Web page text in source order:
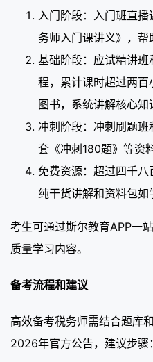
入门阶段：入门班直
务师入门课讲义》，帮
基础阶段：应试精讲
程，累计课时超过两
图书，系统讲解核心知
冲刺阶段：冲刺刷题
套《冲刺180题》等资
免费资源：超过四千
纯干货讲解和资料包如
考生可通过斯尔教育APP一
质量学习内容。
备考流程和建议
高效备考税务师需结合题库
2026年官方公告，建议步骤：